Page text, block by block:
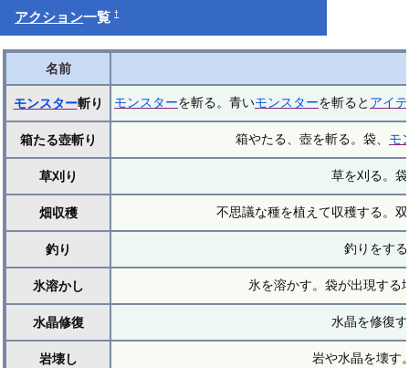
アクション一覧†
名前
モンスター斬り モンスターを斬る。青いモンスターを斬ると アイ
箱たる壺斬り 箱やたる、壺を斬る。袋、 モ
草刈り 草を刈る。
畑収穫 不思議な種を植えて収穫する。
釣り 釣りをす
氷溶かし 氷を溶かす。袋が出現する
水晶修復 水晶を修復
岩壊し 岩や水晶を壊す